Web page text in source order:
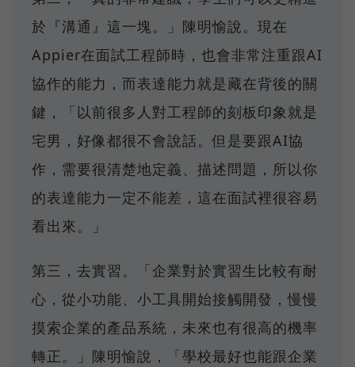
於『溝通』這一塊。」陳明愉說。現在
Appier在面試工程師時，也會非常注重跟AI
協作的能力，而表達能力就是藏在背後的關
鍵，「以前很多人對工程師的刻板印象就是
宅男，好像都很不會說話。但是要跟AI協
作，需要很清楚地定義、描述問題，所以你
的表達能力一定不能差，這在面試裡很容易
看出來。」
第三，去實習。「企業對於實習生比較有耐
心，從小功能、小工具開始接觸開發，慢慢
摸索企業的產品系統，未來也有很高的機率
轉正。」陳明愉說，「學校最好也能跟企業